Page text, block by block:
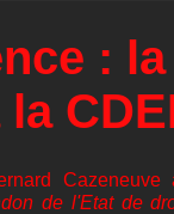
:
de l'Etat de